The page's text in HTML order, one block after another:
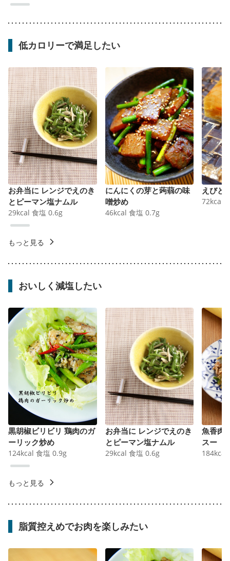
低カロリーで満足したい
お弁当に レンジでえのき
とピーマン塩ナムル
29kcal 食塩 0.6g
にんにくの芽と蒟蒻の味
噌炒め
46kcal 食塩 0.7g
えびと
72kcal
もっと見る
おいしく減塩したい
黒胡椒ビリビリ 鶏肉のガ
ーリック炒め
124kcal 食塩 0.9g
お弁当に レンジでえのき
とピーマン塩ナムル
29kcal 食塩 0.6g
魚香肉
スー
184kcal
もっと見る
脂質控えめでお肉を楽しみたい